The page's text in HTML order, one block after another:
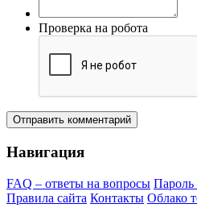
Проверка на робота
Отправить комментарий
Навигация
FAQ – ответы на вопросы Пароль
Правила сайта Контакты Облако